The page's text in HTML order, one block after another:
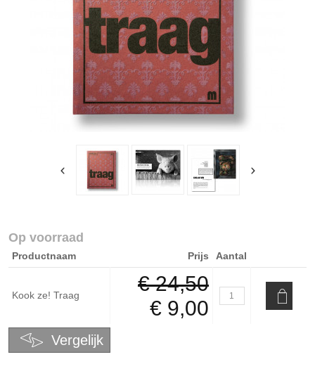
Op voorraad
Productnaam Prijs Aantal
Kook ze! Traag
€ 24,50
€ 9,00
Vergelijk